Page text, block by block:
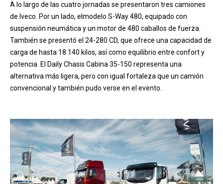
A lo largo de las cuatro jornadas se presentaron tres camiones
de Iveco. Por un lado, elmodelo S-Way 480, equipado con
suspensión neumática y un motor de 480 caballos de fuerza.
También se presentó el 24-280 CD, que ofrece una capacidad de
carga de hasta 18.140 kilos, así como equilibrio entre confort y
potencia. El Daily Chasis Cabina 35-150 representa una
alternativa más ligera, pero con igual fortaleza que un camión
convencional y también pudo verse en el evento.